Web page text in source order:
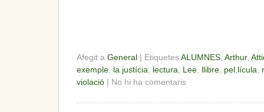
Afegit a General | EtiquetesALUMNES Arthur,
exemple la justícia lectura Lee llibre pel.lícula
violació | No hi ha comentaris